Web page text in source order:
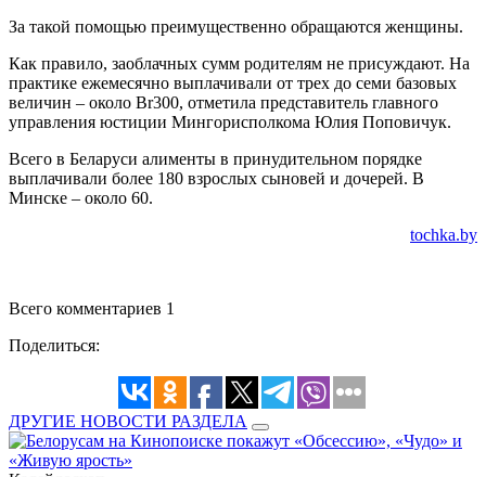
За такой помощью преимущественно обращаются женщины.
Как правило, заоблачных сумм родителям не присуждают. На
практике ежемесячно выплачивали от трех до семи базовых
величин – около Br300, отметила представитель главного
управления юстиции Мингорисполкома Юлия Поповичук.
Всего в Беларуси алименты в принудительном порядке
выплачивали более 180 взрослых сыновей и дочерей. В
Минске – около 60.
tochka.by
Всего комментариев 1
Поделиться:
ДРУГИЕ НОВОСТИ РАЗДЕЛА